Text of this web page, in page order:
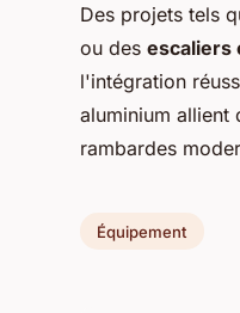
Des projets tels
ou des escaliers
l'intégration
aluminium allient
rambardes
Équipement